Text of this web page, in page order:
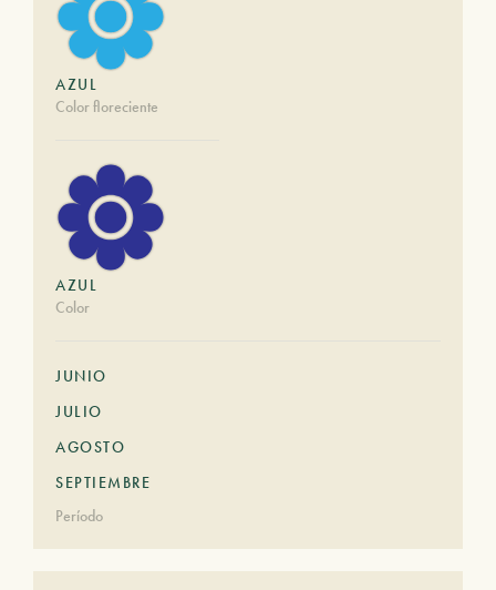
AZUL
Color floreciente
AZUL
Color
JUNIO
JULIO
AGOSTO
SEPTIEMBRE
Período